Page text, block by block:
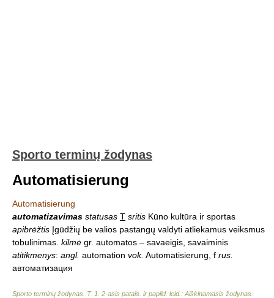
Sporto terminų žodynas
Automatisierung
Automatisierung
automatizavimas statusas T sritis Kūno kultūra ir sportas
apibrėžtis Įgūdžių be valios pastangų valdyti atliekamus veiksmus
tobulinimas. kilmė gr. automatos – savaeigis, savaiminis
atitikmenys: angl. automation vok. Automatisierung, f rus.
автоматизация
Sporto terminų žodynas. T. 1. 2-asis patais. ir papild. leid.: Aiškinamasis žodynas.